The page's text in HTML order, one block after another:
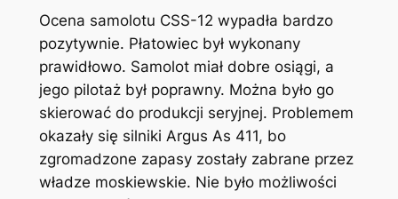
Ocena samolotu CSS-12 wypadła bardzo
pozytywnie. Płatowiec był wykonany
prawidłowo. Samolot miał dobre osiągi, a
jego pilotaż był poprawny. Można było go
skierować do produkcji seryjnej. Problemem
okazały się silniki Argus As 411, bo
zgromadzone zapasy zostały zabrane przez
władze moskiewskie. Nie było możliwości